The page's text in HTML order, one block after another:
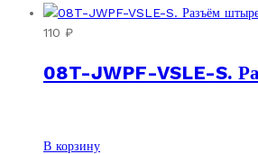
110 ₽
08T-JWPF-VSLE-S.
В корзину